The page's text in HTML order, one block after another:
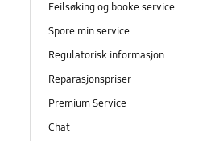
Feilsøking og booke service
Spore min service
Regulatorisk informasjon
Reparasjonspriser
Premium Service
Chat